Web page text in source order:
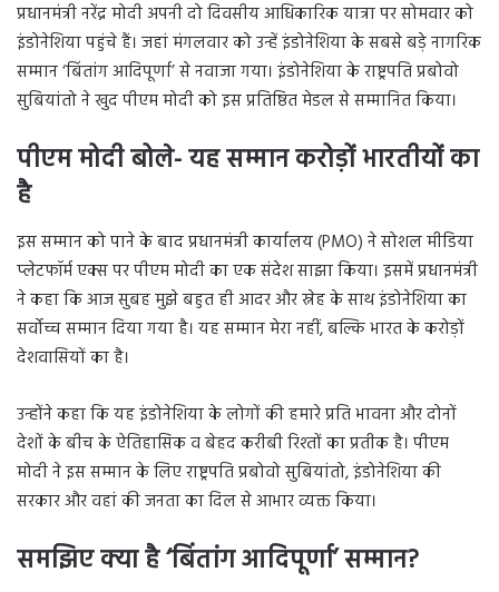
प्रधानमंत्री नरेंद्र मोदी अपनी दो दिवसीय आधिकारिक यात्रा पर सोमवार को
इंडोनेशिया पहुंचे हैं। जहां मंगलवार को उन्हें इंडोनेशिया के सबसे बड़े नागरिक
सम्मान ‘बिंतांग आदिपूर्णा’ से नवाजा गया। इंडोनेशिया के राष्ट्रपति प्रबोवो
सुबियांतो ने खुद पीएम मोदी को इस प्रतिष्ठित मेडल से सम्मानित किया।
पीएम मोदी बोले- यह सम्मान करोड़ों भारतीयों का
है
इस सम्मान को पाने के बाद प्रधानमंत्री कार्यालय (PMO) ने सोशल मीडिया
प्लेटफॉर्म एक्स पर पीएम मोदी का एक संदेश साझा किया। इसमें प्रधानमंत्री
ने कहा कि आज सुबह मुझे बहुत ही आदर और स्नेह के साथ इंडोनेशिया का
सर्वोच्च सम्मान दिया गया है। यह सम्मान मेरा नहीं, बल्कि भारत के करोड़ों
देशवासियों का है।
उन्होंने कहा कि यह इंडोनेशिया के लोगों की हमारे प्रति भावना और दोनों
देशों के बीच के ऐतिहासिक व बेहद करीबी रिश्तों का प्रतीक है। पीएम
मोदी ने इस सम्मान के लिए राष्ट्रपति प्रबोवो सुबियांतो, इंडोनेशिया की
सरकार और वहां की जनता का दिल से आभार व्यक्त किया।
समझिए क्या है ‘बिंतांग आदिपूर्णा’ सम्मान?